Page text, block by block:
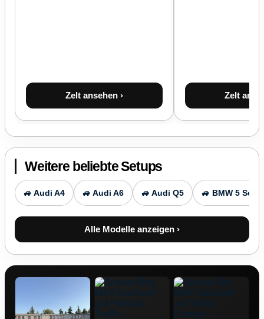
Zelt ansehen › Zelt
Weitere beliebte Setups
🚙 Audi A4 🚙 Audi A6 🚙 Audi Q5 🚙 BMW 5
Alle Modelle anzeigen ›